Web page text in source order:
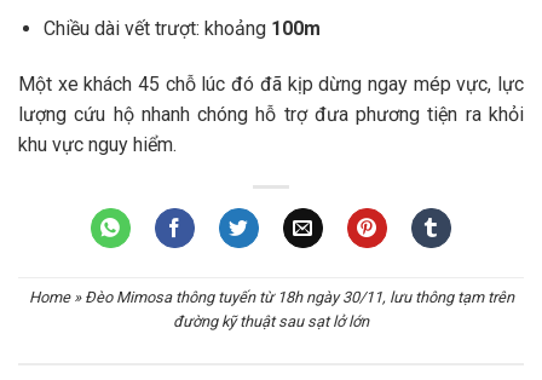
Chiều dài vết trượt: khoảng 100m
Một xe khách 45 chỗ lúc đó đã kịp dừng ngay mép vực, lực
lượng cứu hộ nhanh chóng hỗ trợ đưa phương tiện ra khỏi
khu vực nguy hiểm.
Home» Đèo Mimosa thông tuyến từ 18h ngày 30/11, lưu thông tạm trên
đường kỹ thuật sau sạt lở lớn